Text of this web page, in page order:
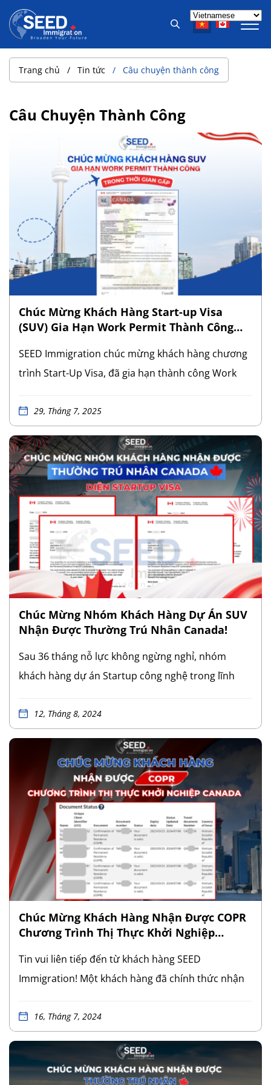
Trang chủ Tin tức Câu chuyện thành công
Câu Chuyện Thành Công
Chúc Mừng Khách Hàng Start-up Visa
(SUV) Gia Hạn Work Permit Thành Công
SEED Immigration chúc mừng khách hàng chương
trình Start-Up Visa, đã gia hạn thành công Work
điều hành dự án khởi nghiệp không bị gián đoạn.
được phê duyệt đúng hạn, anh đã nhận được Open
Work Permit có thời hạn 3 năm. Đây không chỉ là
tấm vé để anh tiếp tục đồng hành cùng dự án khởi
nghiệp tại Canada, mà còn mở ra cơ hội trải
nghiệm nghề nghiệp, thử sức tại các công ty khác
trong thị trường lao động năng động và cạnh tranh
của Canada. SEED Immigration xin chúc mừng anh
và tin rằng với sự quyết tâm và năng lực chuyên
môn, anh sẽ gặt hái thêm nhiều thành công […]
29, Tháng 7, 2025
Chúc Mừng Nhóm Khách Hàng Dự Án SUV
Nhận Được Thường Trú Nhân Canada!
Sau 36 tháng nỗ lực không ngừng nghỉ, nhóm
khách hàng dự án Startup công nghệ trong lĩnh
định cuối cùng từ Bộ Di trú, Người tị nạn và Quốc
tịch Canada (IRCC) – nhận được Thường trú nhân
Canada, đánh dấu bước ngoặt quan trọng trong
hành trình định cư Canada. Với quyết định chấp
thuận này, dự án và các nhà đầu tư, nhà sáng lập
đã hoàn thành xuất sắc mọi yêu cầu của chương
trình SUV và chỉ còn một bước cuối cùng là hoàn
tất thủ tục và chính thức trở thành thường trú
nhân Canada.
Một lần nữa xin chúc mừng quý
khách hàng và cảm ơn đến các nhà sáng lập, nhà
đồng hành […]
12, Tháng 8, 2024
Chúc Mừng Khách Hàng Nhận Được COPR
Chương Trình Thị Thực Khởi Nghiệp
Tin vui liên tiếp đến từ khách hàng SEED
Immigration! Một khách hàng đã chính thức nhận
cho Chương trình Thị thực Khởi nghiệp Canada
(Startup Visa – SUV). Đây là cột mốc quan trọng
đánh dấu hành trình thành công của khách hàng
trong việc định cư tại xứ sở lá phong đỏ. COPR là
16, Tháng 7, 2024